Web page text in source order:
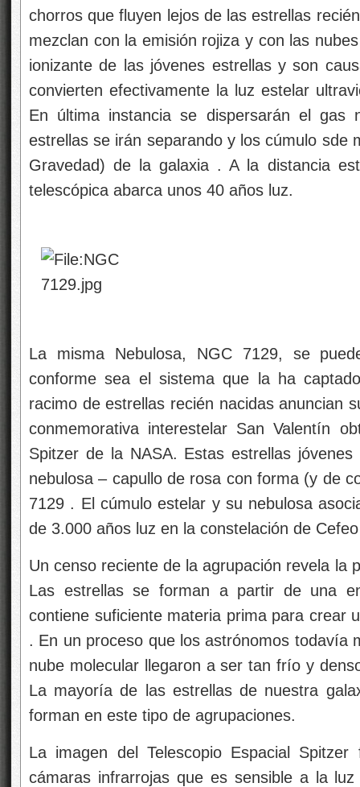
chorros que fluyen lejos de las estrellas
mezclan con la emisión rojiza y con las
ionizante de las jóvenes estrellas y son
convierten efectivamente la luz estelar
En última instancia se dispersarán el
estrellas se irán separando y los cúmulo sde
Gravedad) de la galaxia . A la distancia
telescópica abarca unos 40 años luz.
La misma Nebulosa, NGC 7129, se
conforme sea el sistema que la ha
racimo de estrellas recién nacidas anuncian
conmemorativa interestelar San Valentín
Spitzer de la NASA. Estas estrellas
nebulosa – capullo de rosa con forma (y de
7129 . El cúmulo estelar y su nebulosa
de 3.000 años luz en la constelación de
Un censo reciente de la agrupación revela la
Las estrellas se forman a partir de una
contiene suficiente materia prima para crear
. En un proceso que los astrónomos todavía
nube molecular llegaron a ser tan frío y
La mayoría de las estrellas de nuestra
forman en este tipo de agrupaciones.
La imagen del Telescopio Espacial
cámaras infrarrojas que es sensible a la